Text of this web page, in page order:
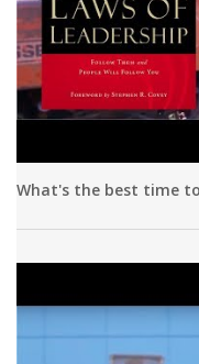
What's the best time